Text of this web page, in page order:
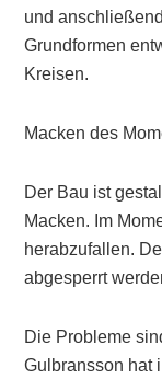
und
Grundformen
Kreisen.
Macken des
Der Bau ist
Macken. Im
herabzufallen.
abgesperrt
Die Probleme
Gulbransson hat